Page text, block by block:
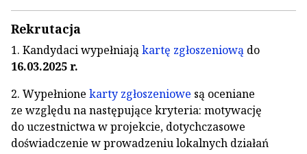
Rekrutacja
1. Kandydaci wypełniająkartę zgłoszeniową do
16.03.2025 r.
2. Wypełnione karty zgłoszeniowe są oceniane
ze względu na następujące kryteria: motywację
do uczestnictwa w projekcie, dotychczasowe
doświadczenie w prowadzeniu lokalnych działań